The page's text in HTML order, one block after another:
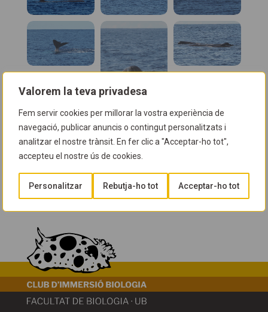
Valorem la teva privadesa
Fem servir cookies per millorar la vostra experiència de
navegació, publicar anuncis o contingut personalitzats i
analitzar el nostre trànsit. En fer clic a "Acceptar-ho tot",
accepteu el nostre ús de cookies.
Personalitzar Rebutja-ho tot Acceptar-ho tot
Taxonomia
Fílum:Chordata, Classe:Mammalia, Subclasse:
Theria, Infraordre: Cetacea, Superfamília: